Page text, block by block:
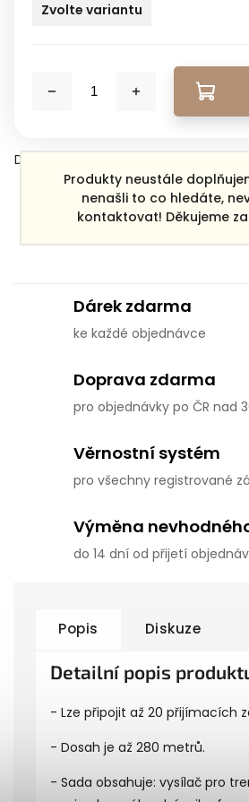
Produkty neustále
nenašli to co hledáte,
kontaktovat! Děkujeme
Zvolte variantu
Detailní informace
Zeptat se Sdílet
Dárek zdarma
ke každé objednávce
Doprava zdarma
pro objednávky po ČR nad
Věrnostní systém
pro všechny registrované
Výměna
do 14 dní od přijetí
Popis Diskuze
Detailní popis
- Lze připojit až 20 přijímacích
- Dosah je až 280 metrů.
- Sada obsahuje: vysílač pro